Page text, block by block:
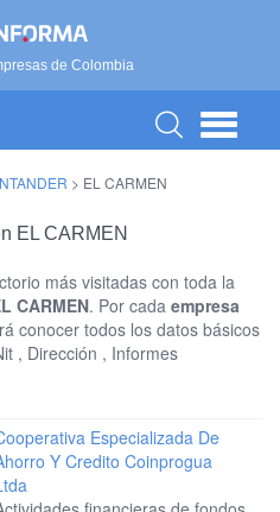
de Colombia
> EL CARMEN
EL CARMEN
más visitadas con toda la
CARMEN. Por cada empresa
conocer todos los datos básicos
, Dirección , Informes
Especializada De
Y Credito Coinprogua